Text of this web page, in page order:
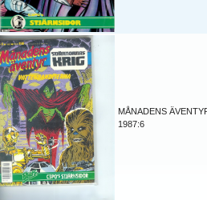
MÅNADENS
1987:6